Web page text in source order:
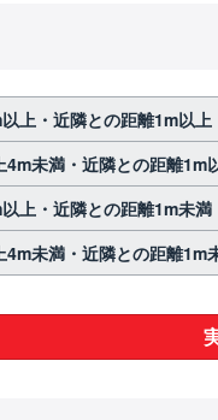
上・近隣との距離1m以上
4m未満・近隣との距離1m
上・近隣との距離1m未満
4m未満・近隣との距離1m